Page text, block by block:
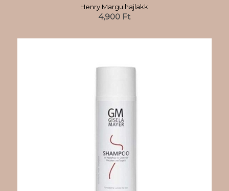
Henry Margu hajlakk
4,900 Ft